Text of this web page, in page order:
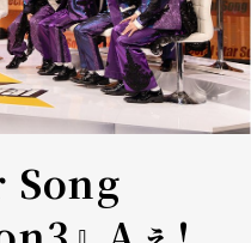
Song